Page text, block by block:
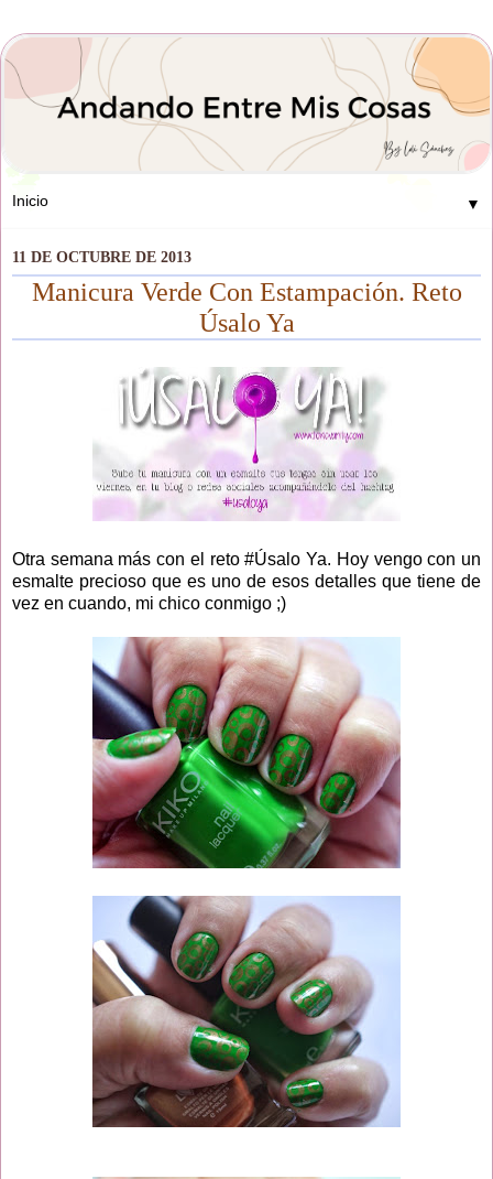
▼
11 DE OCTUBRE DE 2013
Manicura Verde Con Estampación. Reto
Úsalo Ya
Otra semana más con el reto #Úsalo Ya. Hoy vengo con un
esmalte precioso que es uno de esos detalles que tiene de
vez en cuando, mi chico conmigo ;)